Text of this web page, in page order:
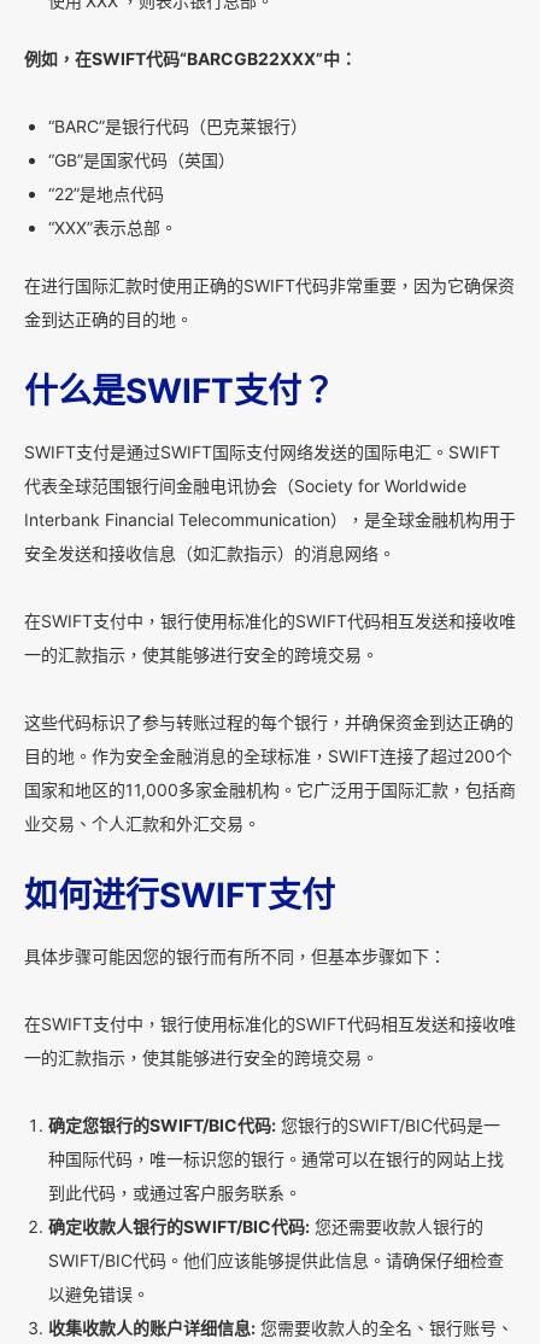
例如，在SWIFT代码“BARCGB22XXX”中：
“BARC”是银行代码（巴克莱银行）
“GB”是国家代码（英国）
“22”是地点代码
“XXX”表示总部。
在进行国际汇款时使用正确的SWIFT代码非常重要，因为它确保资
金到达正确的目的地。
什么是SWIFT支付？
SWIFT支付是通过SWIFT国际支付网络发送的国际电汇。SWIFT
代表全球范围银行间金融电讯协会（Society for Worldwide
Interbank Financial Telecommunication），是全球金融机构用于
安全发送和接收信息（如汇款指示）的消息网络。
在SWIFT支付中，银行使用标准化的SWIFT代码相互发送和接收唯
一的汇款指示，使其能够进行安全的跨境交易。
这些代码标识了参与转账过程的每个银行，并确保资金到达正确的
目的地。作为安全金融消息的全球标准，SWIFT连接了超过200个
国家和地区的11,000多家金融机构。它广泛用于国际汇款，包括商
业交易、个人汇款和外汇交易。
如何进行SWIFT支付
具体步骤可能因您的银行而有所不同，但基本步骤如下：
在SWIFT支付中，银行使用标准化的SWIFT代码相互发送和接收唯
一的汇款指示，使其能够进行安全的跨境交易。
确定您银行的SWIFT/BIC代码: 您银行的SWIFT/BIC代码是一
种国际代码，唯一标识您的银行。通常可以在银行的网站上找
到此代码，或通过客户服务联系。
确定收款人银行的SWIFT/BIC代码: 您还需要收款人银行的
SWIFT/BIC代码。他们应该能够提供此信息。请确保仔细检查
以避免错误。
收集收款人的账户详细信息: 您需要收款人的全名、银行账号、